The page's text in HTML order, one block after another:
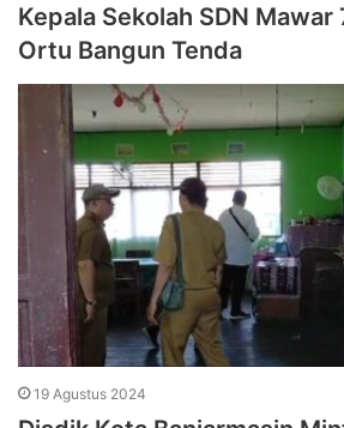
Kepala Sekolah SDN Mawar
Ortu Bangun Tenda
19 Agustus 2024